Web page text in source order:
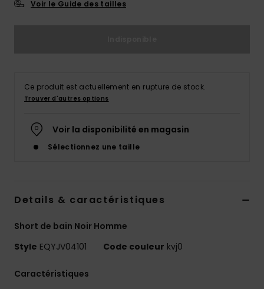
Voir le Guide des tailles
Ce produit est actuellement en rupture de stock.
Trouver d'autres options
Voir la disponibilité en magasin
Sélectionnez une taille
Details & caractéristiques
Short de bain Noir Homme
Style EQYJV04101 Code couleur kvj0
Caractéristiques